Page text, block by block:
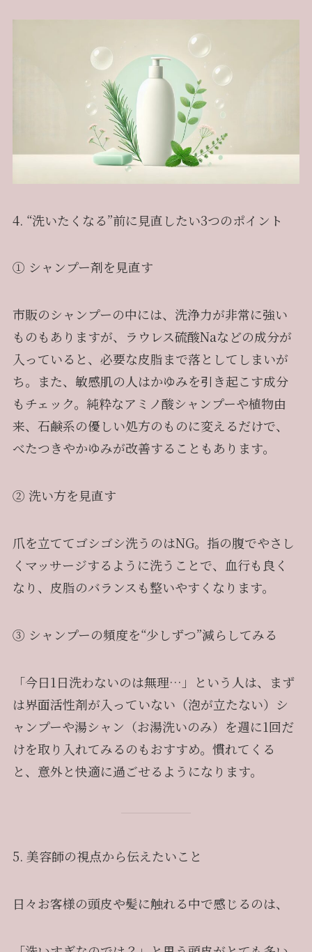
4. “洗いたくなる”前に見直したい3つのポイント
① シャンプー剤を見直す
市販のシャンプーの中には、洗浄力が非常に強い
ものもありますが、ラウレス硫酸Naなどの成分が
入っていると、必要な皮脂まで落としてしまいが
ち。また、敏感肌の人はかゆみを引き起こす成分
もチェック。純粋なアミノ酸シャンプーや植物由
来、石鹸系の優しい処方のものに変えるだけで、
べたつきやかゆみが改善することもあります。
② 洗い方を見直す
爪を立ててゴシゴシ洗うのはNG。指の腹でやさし
くマッサージするように洗うことで、血行も良く
なり、皮脂のバランスも整いやすくなります。
③ シャンプーの頻度を“少しずつ”減らしてみる
「今日1日洗わないのは無理…」という人は、まず
は界面活性剤が入っていない（泡が立たない）シ
ャンプーや湯シャン（お湯洗いのみ）を週に1回だ
けを取り入れてみるのもおすすめ。慣れてくる
と、意外と快適に過ごせるようになります。
5. 美容師の視点から伝えたいこと
日々お客様の頭皮や髪に触れる中で感じるのは、